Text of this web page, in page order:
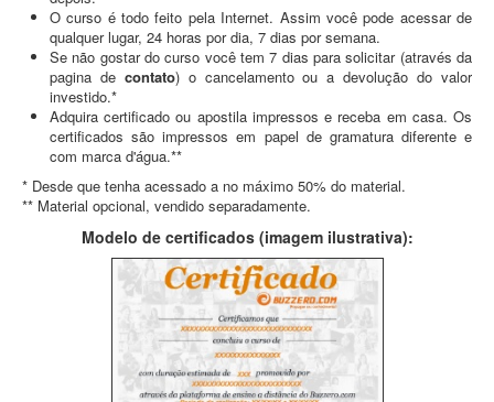
O curso é todo feito pela Internet. Assim você pode acessar de
qualquer lugar, 24 horas por dia, 7 dias por semana.
Se não gostar do curso você tem 7 dias para solicitar (através da
pagina de contato) o cancelamento ou a devolução do valor
investido.*
Adquira certificado ou apostila impressos e receba em casa. Os
certificados são impressos em papel de gramatura diferente e
com marca d'água.**
* Desde que tenha acessado a no máximo 50% do material.
** Material opcional, vendido separadamente.
Modelo de certificados (imagem ilustrativa):